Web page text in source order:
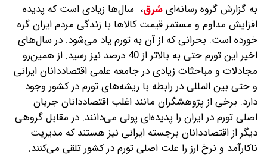
به گزارش گروه رسانه‌ایشرق، سال‌ها زیادی است که پدیده
افزایش مداوم و مستمر قیمت‌ کالاها با زندگی مردم ایران گره
خورده است. بحرانی که از آن به تورم یاد می‌شود. در سال‌های
اخیر این تورم حتی به بالاتر از 40 درصد نیز رسید. از همین‌رو
مجادلات و مباحثات زیادی در جامعه علمی اقتصاددانان ایرانی
و حتی بین المللی در رابطه با ریشه‌های تورم در کشور وجود
دارد. برخی از پژوهشگران مانند اغلب اقتصاددانان جریان
اصلی تورم در ایران را پدیده‌ای پولی می‌دانند. در مقابل گروهی
دیگر از اقتصاددانان برجسته ایرانی نیز هستند که مدیریت
ناکارآمد و نرخ ارز را علت اصلی تورم در کشور تلقی می‌کنند.